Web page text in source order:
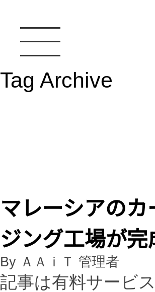
Tag Archive
マレーシアの
ジング工場が完
By ＡＡｉＴ 管理者
記事は有料サービ